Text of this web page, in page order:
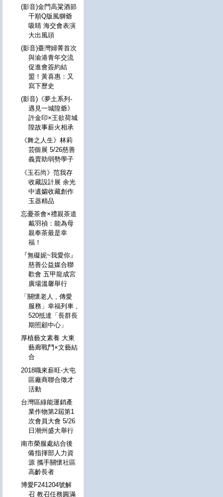
(影音)金門高粱酒節
千順Q版風獅爺
吸睛 海交會表演
大出風頭
(影音)臺灣婦菁首次
與渝港青年交流
促進會簽約結
盟！黃喜惠：又
寫下歷史
(影音)《夢土系列-
遇見一城隍爺》
許金印×王欲荷城
隍故事薪火相承
《舞之人生》林莉
芸個展 5/26慈善
義賣助弱勢學子
《玉石尚》范我存
收藏設計展 余光
中遺孀收藏創作
玉器精品
忘憂茶會×禮親茶道
戴羽禎：能為母
親奉茶最是幸
福！
『無礙妮~我愛你』
慈善公益媒合聯
歡會 五甲龍成宮
廣場溫馨舉行
「關懷老人 , 傳愛
服務」幸福列車 ,
520抵達「長群長
期照顧中心」
厚植藝文素養 大東
藝廊戰鬥×文藝結
合
2018職來薪旺-大屯
區廠商聯合徵才
活動
台灣區綠能運銷產
業作物第2屆第1
次會員大會 5/26
日潮州盛大舉行
南市榮服處結合後
備指揮部人力資
源 攜手關懷社區
高齡長者
博愛F241204號解
召 教召任務圓滿